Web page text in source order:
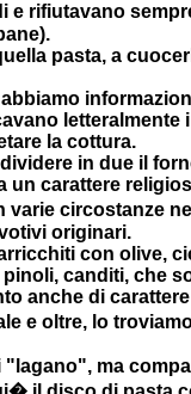
rifiutavano
pasta, a
la cottura.
in due il
un carattere
circostanze
originari.
con olive,
canditi, che
anche di
e oltre, lo
ma